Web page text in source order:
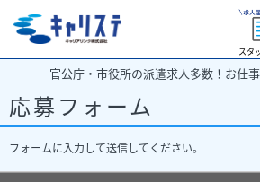
スタ
官公庁・市役所の派遣求人多数！お仕
応募フォーム
フォームに入力して送信してください。